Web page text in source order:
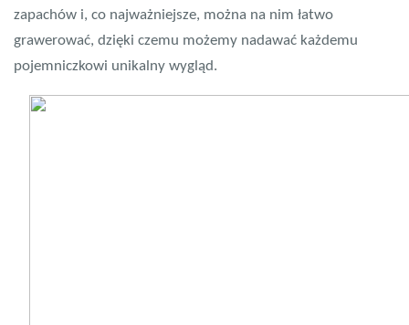
zapachów i, co najważniejsze, można na nim łatwo
grawerować, dzięki czemu możemy nadawać każdemu
pojemniczkowi unikalny wygląd.